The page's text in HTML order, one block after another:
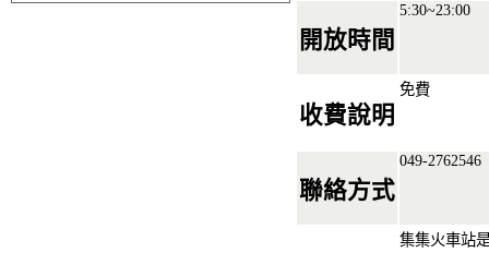
開放時間
5:30~23:00
收費說明
免費
聯絡方式
049-2762546
集集火車站